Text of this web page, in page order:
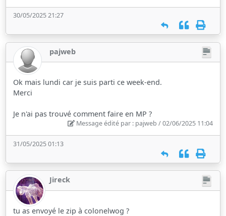
30/05/2025 21:27
pajweb
Ok mais lundi car je suis parti ce week-end.
Merci
Je n'ai pas trouvé comment faire en MP ?
Message édité par : pajweb / 02/06/2025 11:04
31/05/2025 01:13
Jireck
tu as envoyé le zip à colonelwog ?